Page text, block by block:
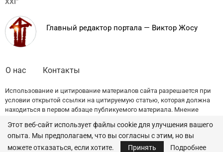
Главный редактор портала — Виктор Жосу
О нас Контакты
Использование и цитирование материалов сайта разрешается при
условии открытой ссылки на цитируемую статью, которая должна
находиться в первом абзаце публикуемого материала. Мнение
© 2022 — All Rights Reserved. Traditia.md
Этот веб-сайт использует файлы cookie для улучшения вашего
опыта. Мы предполагаем, что вы согласны с этим, но вы
можете отказаться, если хотите.
Принять Подробнее